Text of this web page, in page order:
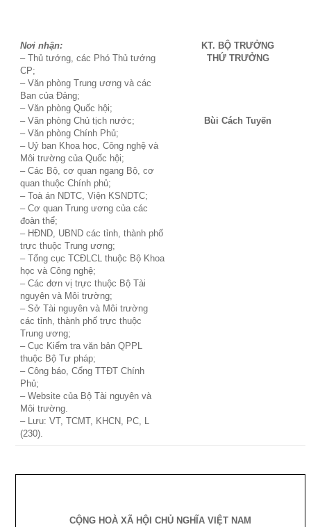
Nơi nhận:
– Thủ tướng, các Phó Thủ tướng
CP;
– Văn phòng Trung ương và các
Ban của Đảng;
– Văn phòng Quốc hội;
– Văn phòng Chủ tịch nước;
– Văn phòng Chính Phủ;
– Uỷ ban Khoa học, Công nghệ và
Môi trường của Quốc hội;
– Các Bộ, cơ quan ngang Bộ, cơ
quan thuộc Chính phủ;
– Toà án NDTC, Viện KSNDTC;
– Cơ quan Trung ương của các
đoàn thể;
– HĐND, UBND các tỉnh, thành phố
trực thuộc Trung ương;
– Tổng cục TCĐLCL thuộc Bộ Khoa
học và Công nghệ;
– Các đơn vị trực thuộc Bộ Tài
nguyên và Môi trường;
– Sở Tài nguyên và Môi trường
các tỉnh, thành phố trực thuộc
Trung ương;
– Cục Kiểm tra văn bản QPPL
thuộc Bộ Tư pháp;
– Công báo, Cổng TTĐT Chính
Phủ;
– Website của Bộ Tài nguyên và
Môi trường.
– Lưu: VT, TCMT, KHCN, PC, L
(230).
KT. BỘ TRƯỞNG
THỨ TRƯỞNG
Bùi Cách Tuyến
CỘNG HOÀ XÃ HỘI CHỦ NGHĨA VIỆT NAM